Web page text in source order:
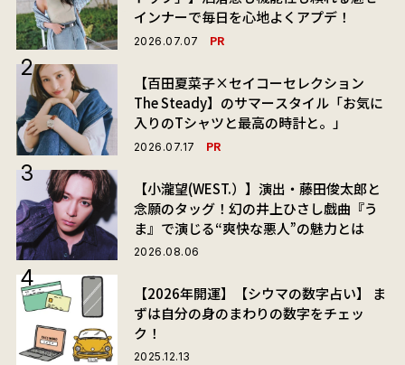
インナーで毎日を心地よくアプデ！
2026.07.07 PR
【百田夏菜子×セイコーセレクション
The Steady】のサマースタイル「お気に
入りのTシャツと最高の時計と。」
2026.07.17 PR
【小瀧望(WEST.）】演出・藤田俊太郎と
念願のタッグ！幻の井上ひさし戯曲『う
ま』で演じる“爽快な悪人”の魅力とは
2026.08.06
【2026年開運】【シウマの数字占い】 ま
ずは自分の身のまわりの数字をチェッ
ク！
2025.12.13